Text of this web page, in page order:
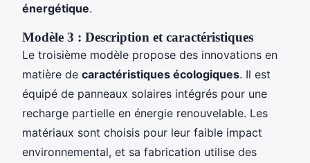
énergétique.
Modèle 3 : Description et caractéristiques
Le troisième modèle propose des innovations en
matière de caractéristiques écologiques. Il est
équipé de panneaux solaires intégrés pour une
recharge partielle en énergie renouvelable. Les
matériaux sont choisis pour leur faible impact
environnemental, et sa fabrication utilise des